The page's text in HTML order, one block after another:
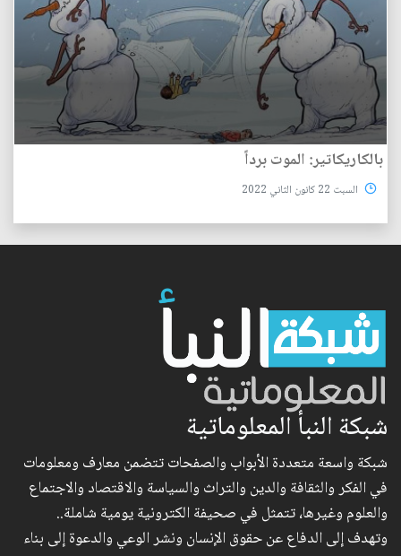
بالكاريكاتير: الموت برداً
السبت 22 كانون الثاني 2022
شبكة النبأ المعلوماتية
شبكة واسعة متعددة الأبواب والصفحات تتضمن معارف ومعلومات
في الفكر والثقافة والدين والتراث والسياسة والاقتصاد والاجتماع
والعلوم وغيرها، تتمثل في صحيفة الكترونية يومية شاملة..
وتهدف إلى الدفاع عن حقوق الإنسان ونشر الوعي والدعوة إلى بناء